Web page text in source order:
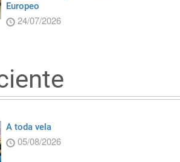
Europeo
24/07/2026
A toda vela
05/08/2026